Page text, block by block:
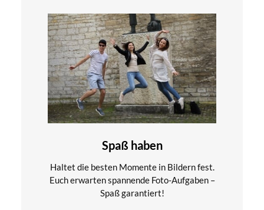
Spaß haben
Haltet die besten Momente in Bildern fest.
Euch erwarten spannende Foto-Aufgaben –
Spaß garantiert!